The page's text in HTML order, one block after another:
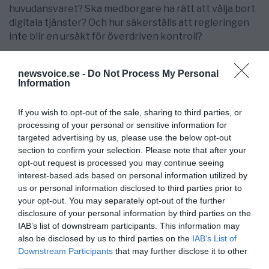
newsvoice.se - Do Not Process My Personal
Information
If you wish to opt-out of the sale, sharing to third parties, or
processing of your personal or sensitive information for
targeted advertising by us, please use the below opt-out
section to confirm your selection. Please note that after your
opt-out request is processed you may continue seeing
interest-based ads based on personal information utilized by
us or personal information disclosed to third parties prior to
your opt-out. You may separately opt-out of the further
disclosure of your personal information by third parties on the
IAB’s list of downstream participants. This information may
also be disclosed by us to third parties on the IAB’s List of
Downstream Participants that may further disclose it to other
huvudansvaret? Ska medborgare ha rätt att välja bort
digitala tjänster? Och hur säkerställs att regleringen
inte blir en ursäkt för överdriven kontroll?
Digitaliseringen sker snabbt, och lagstiftning och
demokratiska processer hinner sällan ikapp. Det gör
gränserna redan flyttats utan större debatt.